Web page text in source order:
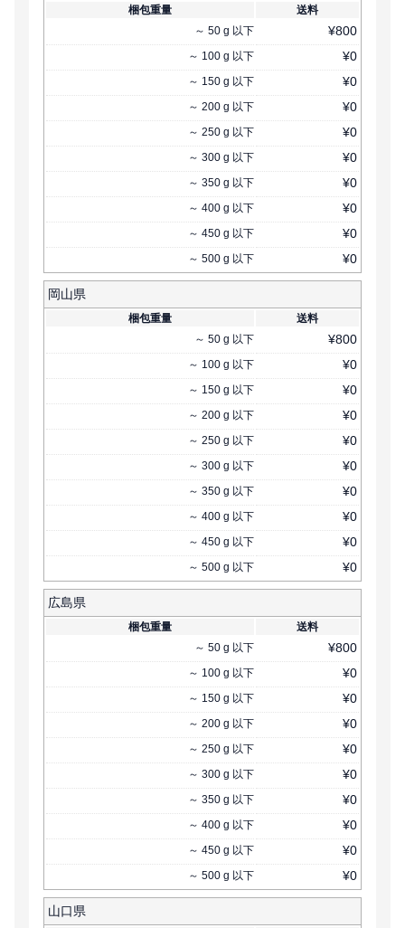
梱包重量
送料
～ 50 g 以下 ¥800
～ 100 g 以下 ¥0
～ 150 g 以下 ¥0
～ 200 g 以下 ¥0
～ 250 g 以下 ¥0
～ 300 g 以下 ¥0
～ 350 g 以下 ¥0
～ 400 g 以下 ¥0
～ 450 g 以下 ¥0
～ 500 g 以下 ¥0
岡山県
梱包重量
送料
～ 50 g 以下 ¥800
～ 100 g 以下 ¥0
～ 150 g 以下 ¥0
～ 200 g 以下 ¥0
～ 250 g 以下 ¥0
～ 300 g 以下 ¥0
～ 350 g 以下 ¥0
～ 400 g 以下 ¥0
～ 450 g 以下 ¥0
～ 500 g 以下 ¥0
広島県
梱包重量
送料
～ 50 g 以下 ¥800
～ 100 g 以下 ¥0
～ 150 g 以下 ¥0
～ 200 g 以下 ¥0
～ 250 g 以下 ¥0
～ 300 g 以下 ¥0
～ 350 g 以下 ¥0
～ 400 g 以下 ¥0
～ 450 g 以下 ¥0
～ 500 g 以下 ¥0
山口県